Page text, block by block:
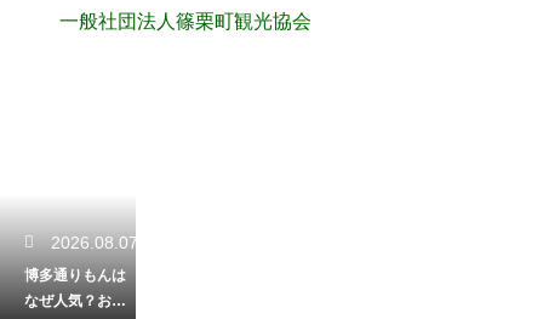
⼀般社団法⼈篠栗町観光協会
2026.08.07
博多通りもんは
なぜ人気？お土